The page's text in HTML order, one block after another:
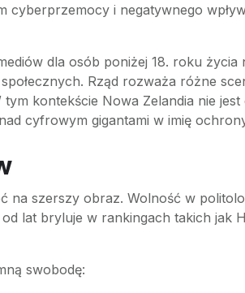
cyberprzemocy i negatywnego
dla osób poniżej 18. roku życia
Rząd rozważa różne
kontekście Nowa Zelandia nie
cyfrowym gigantami w imię
na szerszy obraz. Wolność w
lat bryluje w rankingach takich jak
swobodę: